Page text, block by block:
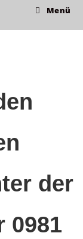
Menü
der
0981